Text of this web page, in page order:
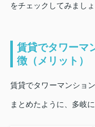
をチェックしてみましょ
賃貸でタワーマ
徴（メリット）
賃貸でタワーマンショ
まとめたように、多岐